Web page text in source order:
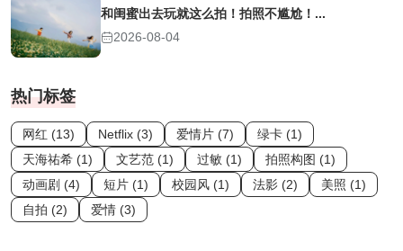
和闺蜜出去玩就这么拍！拍照不尴尬！...
2026-08-04
热门标签
网红 (13) Netflix (3) 爱情片 (7)
绿卡 (1)
天海祐希 (1)
文艺范 (1) 过敏 (1)
拍照构图 (1)
动画剧 (4)
短片 (1) 校园风 (1) 法影 (2)
美照 (1)
自拍 (2)
爱情 (3)